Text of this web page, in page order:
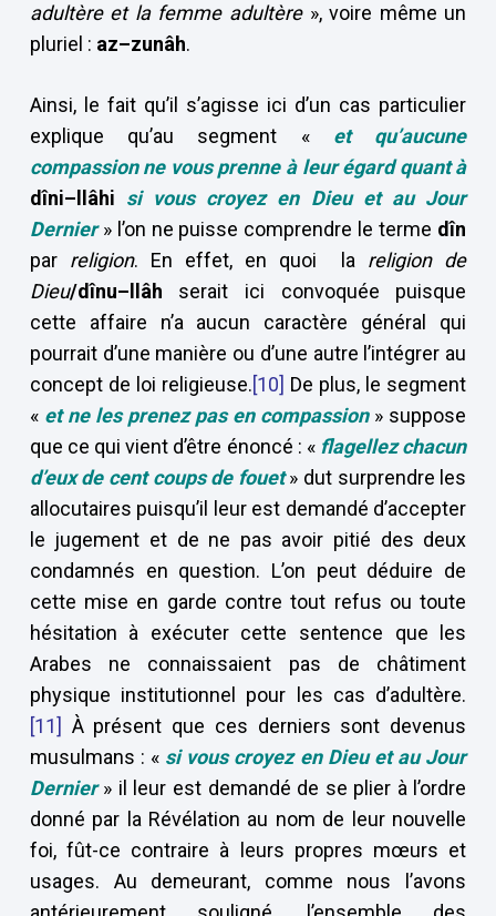
adultère et la femme adultère», voire même un
pluriel : az–zunâh.
Ainsi, le fait qu’il s’agisse ici d’un cas particulier
explique qu’au segment «
et qu’aucune
compassion ne vous prenne à leur égard quant à
dîni–llâhi si vous croyez en Dieu et au Jour
Dernier » l’on ne puisse comprendre le terme dîn
par religion. En effet, en quoi la religion de
Dieu/dînu–llâh serait ici convoquée puisque
cette affaire n’a aucun caractère général qui
pourrait d’une manière ou d’une autre l’intégrer au
concept de loi religieuse.[10] De plus, le segment
« et ne les prenez pas en compassion » suppose
que ce qui vient d’être énoncé : « flagellez chacun
d’eux de cent coups de fouet » dut surprendre les
allocutaires puisqu’il leur est demandé d’accepter
le jugement et de ne pas avoir pitié des deux
condamnés en question. L’on peut déduire de
cette mise en garde contre tout refus ou toute
hésitation à exécuter cette sentence que les
Arabes ne connaissaient pas de châtiment
physique institutionnel pour les cas d’adultère.
[11] À présent que ces derniers sont devenus
musulmans : « si vous croyez en Dieu et au Jour
Dernier » il leur est demandé de se plier à l’ordre
donné par la Révélation au nom de leur nouvelle
foi, fût-ce contraire à leurs propres mœurs et
usages. Au demeurant, comme nous l’avons